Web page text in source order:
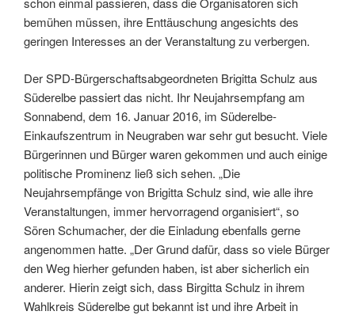
bemühen müssen, ihre Enttäuschung angesichts des
geringen Interesses an der Veranstaltung zu verbergen.
Der SPD-Bürgerschaftsabgeordneten Brigitta Schulz aus
Süderelbe passiert das nicht. Ihr Neujahrsempfang am
Sonnabend, dem 16. Januar 2016, im Süderelbe-
Einkaufszentrum in Neugraben war sehr gut besucht. Viele
Bürgerinnen und Bürger waren gekommen und auch einige
politische Prominenz ließ sich sehen. „Die
Neujahrsempfänge von Brigitta Schulz sind, wie alle ihre
Veranstaltungen, immer hervorragend organisiert“, so
Sören Schumacher, der die Einladung ebenfalls gerne
angenommen hatte. „Der Grund dafür, dass so viele Bürger
den Weg hierher gefunden haben, ist aber sicherlich ein
anderer. Hierin zeigt sich, dass Birgitta Schulz in ihrem
Wahlkreis Süderelbe gut bekannt ist und ihre Arbeit in